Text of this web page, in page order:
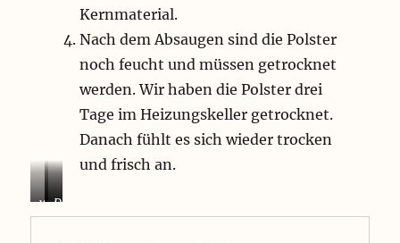
Kernmaterial.
Nach dem Absaugen sind die Polster
noch feucht und müssen getrocknet
werden. Wir haben die Polster drei
Tage im Heizungskeller getrocknet.
Danach fühlt es sich wieder trocken
und frisch an.
w
e
v
o
D
i